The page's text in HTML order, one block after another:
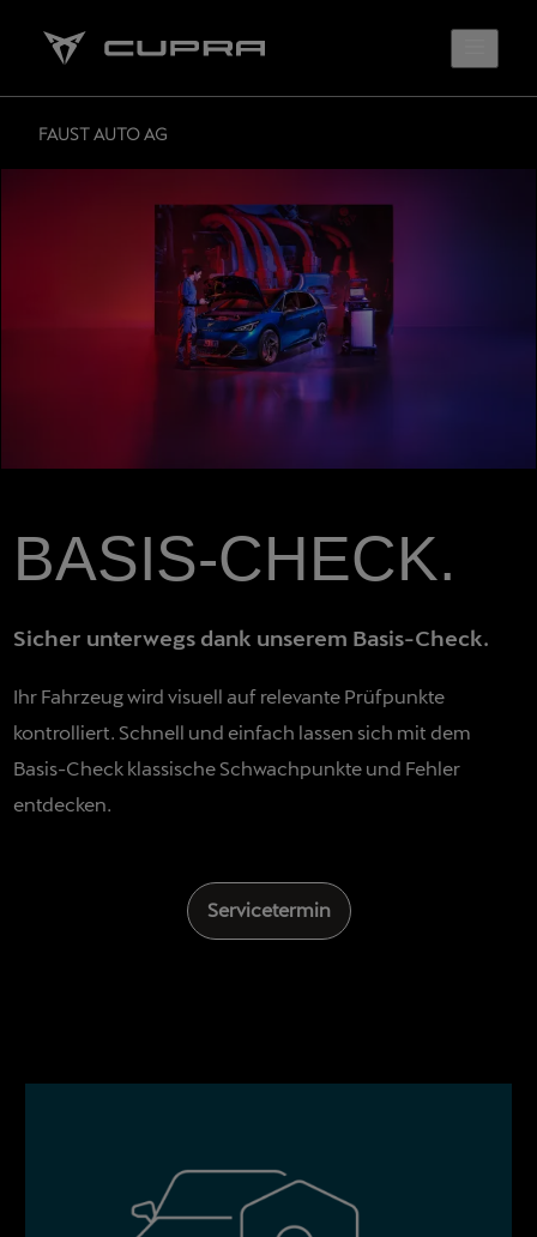
FAUST AUTO AG
BASIS-CHECK.
Sicher unterwegs dank unserem Basis-Check.
Ihr Fahrzeug wird visuell auf relevante Prüfpunkte
kontrolliert. Schnell und einfach lassen sich mit dem
Basis-Check klassische Schwachpunkte und Fehler
entdecken.
Servicetermin